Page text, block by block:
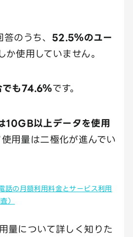
のうち、 52.5％のユー
か使用していません。
も74.6％です。
10GB以上データを使用
用量は二極化が進んでい
話の月額利用料金とサービス利用
）
量について詳しく知りた